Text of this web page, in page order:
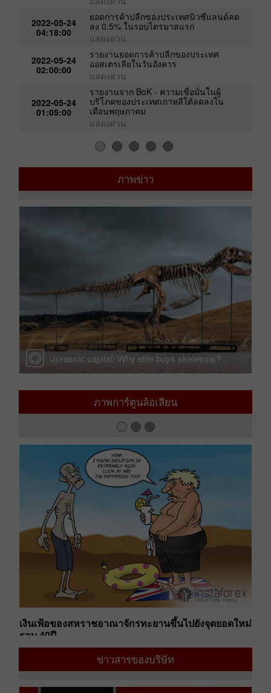
2022-05-24
04:18:00
ยอดการค้าปลีกของประเทศนิวซีแลนด์ลด
ลง 0.5% ในรอบไตรมาสแรก
แสดงด่วน
2022-05-24
02:00:00
รายงานยอดการค้าปลีกของประเทศ
ออสเตรเลียในวันอังคาร
แสดงด่วน
2022-05-24
01:05:00
รายงานจาก BoK - ความเชื่อมั่นในผู้
บริโภคของประเทศเกาหลีใต้ลดลงใน
เดือนพฤษภาคม
แสดงด่วน
ภาพข่าว
Jurassic capital: Why elite buys skeletons?
ภาพการ์ตูนล้อเลียน
เงินเฟ้อของสหราชอาณาจักรทะยานขึ้นไปยังจุดยอดใหม่
รอบ 40ปี
12:39 2022-08-26 UTC+00ข่าวสารของบริษัท